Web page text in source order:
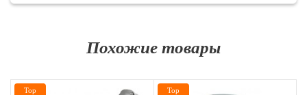
Похожие товары
Top Top